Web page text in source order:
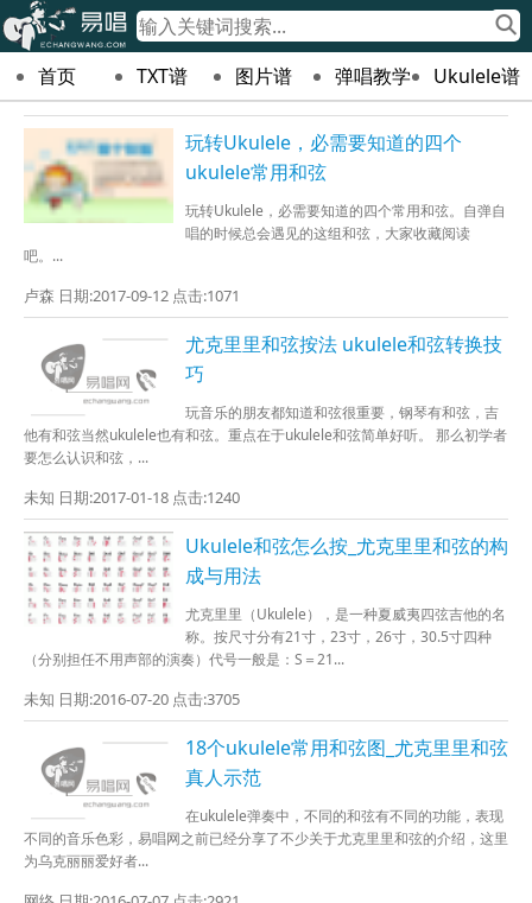
首页 TXT谱 图片谱 弹唱教学 Ukulele谱
玩转Ukulele，必需要知道的四个
ukulele常用和弦
玩转Ukulele，必需要知道的四个常用和弦。自弹自
唱的时候总会遇见的这组和弦，大家收藏阅读
吧。...
卢森 日期:2017-09-12 点击:1071
尤克里里和弦按法 ukulele和弦转换技
巧
玩音乐的朋友都知道和弦很重要，钢琴有和弦，吉
他有和弦当然ukulele也有和弦。重点在于ukulele和弦简单好听。 那么初学者
要怎么认识和弦，...
未知 日期:2017-01-18 点击:1240
Ukulele和弦怎么按_尤克里里和弦的构
成与用法
尤克里里（Ukulele），是一种夏威夷四弦吉他的名
称。按尺寸分有21寸，23寸，26寸，30.5寸四种
（分别担任不用声部的演奏）代号一般是：S＝21...
未知 日期:2016-07-20 点击:3705
18个ukulele常用和弦图_尤克里里和弦
真人示范
在ukulele弹奏中，不同的和弦有不同的功能，表现
不同的音乐色彩，易唱网之前已经分享了不少关于尤克里里和弦的介绍，这里
为乌克丽丽爱好者...